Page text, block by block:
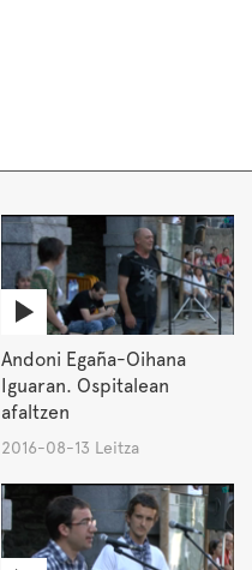
Andoni Egaña-Oihana
Iguaran. Ospitalean
afaltzen
2016-08-13 Leitza